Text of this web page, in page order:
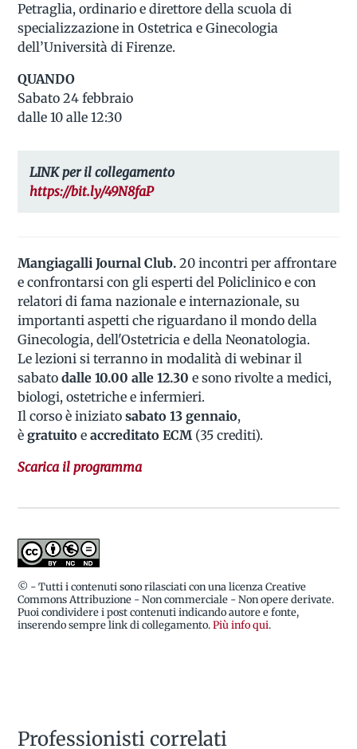
Petraglia, ordinario e direttore della scuola di
specializzazione in Ostetrica e Ginecologia
dell’Università di Firenze.
QUANDO
Sabato 24 febbraio
dalle 10 alle 12:30
LINK per il collegamento
https://bit.ly/49N8faP
Mangiagalli Journal Club.20 incontri per affrontare
e confrontarsi con gli esperti del Policlinico e con
relatori di fama nazionale e internazionale, su
importanti aspetti che riguardano il mondo della
Ginecologia, dell'Ostetricia e della Neonatologia.
Le lezioni si terranno in modalità di webinar il
sabatodalle 10.00 alle 12.30 e sono rivolte a medici,
biologi, ostetriche e infermieri.
Il corso è iniziatosabato 13 gennaio,
è gratuitoeaccreditato ECM(35 crediti).
Scarica il programma
© - Tutti i contenuti sono rilasciati con una licenza Creative
Commons Attribuzione - Non commerciale - Non opere derivate.
Puoi condividere i post contenuti indicando autore e fonte,
inserendo sempre link di collegamento.Più info qui.
Professionisti correlati